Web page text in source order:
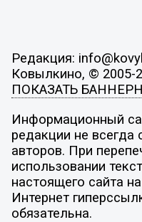
Редакция:
Ковылкино, © 2005-
ПОКАЗАТЬ
Информационный
редакции не всегда
авторов. При
использовании
настоящего сайта
Интернет
обязательна.